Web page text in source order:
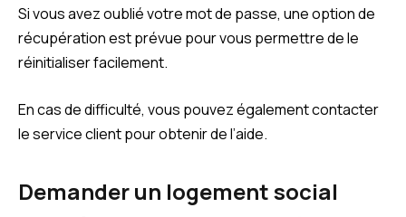
Si vous avez oublié votre mot de passe, une option de
récupération est prévue pour vous permettre de le
réinitialiser facilement.
En cas de difficulté, vous pouvez également contacter
le service client pour obtenir de l’aide.
Demander un logement social